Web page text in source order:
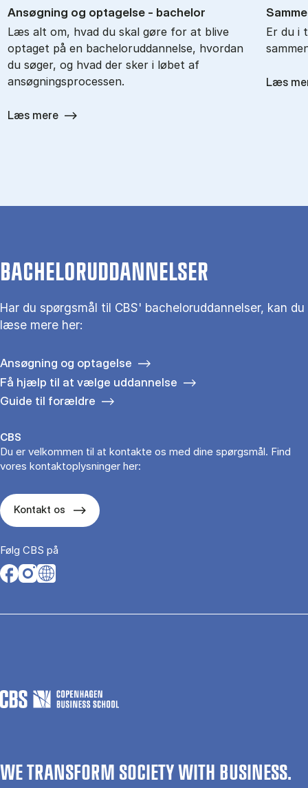
An­søg­ning og op­ta­gel­se - ba­chel­or
Læs alt om, hvad du skal gøre for at blive
optaget på en bacheloruddannelse, hvordan
du søger, og hvad der sker i løbet af
ansøgningsprocessen.
Læs mere
Er du i
Læs
BACHELORUDDANNELSER
Har du spørgsmål til CBS' bacheloruddannelser, kan du
læse mere her:
Ansøgning og optagelse
Få hjælp til at vælge uddannelse
Guide til forældre
CBS
Du er velkommen til at kontakte os med dine spørgsmål. Find
vores kontaktoplysninger her:
Kontakt os
Følg CBS på
Opens in a new tab
Opens in a new tab
Opens in a new tab
WE TRANSFORM SOCIETY WITH BUSINESS.